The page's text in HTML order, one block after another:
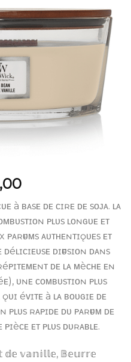
à ʙᴀsᴇ ᴅᴇ ᴄɪʀᴇ ᴅᴇ sᴏᴊᴀ. ʟᴀ
ᴘʟᴜs ʟᴏɴɢᴜᴇ ᴇᴛ
ᴀᴜᴛʜᴇɴᴛɪǫᴜᴇs ᴇᴛ
ᴅɪғғᴜsɪᴏɴ ᴅᴀɴs
ᴅᴇ ʟᴀ ᴍèᴄʜᴇ ᴇɴ
ᴜɴᴇ ᴄᴏᴍʙᴜsᴛɪᴏɴ ᴘʟᴜs
éᴠɪᴛᴇ à ʟᴀ ʙᴏᴜɢɪᴇ ᴅᴇ
ᴘʟᴜs ʀᴀᴘɪᴅᴇ ᴅᴜ ᴘᴀʀғᴜᴍ ᴅᴇ
ᴇᴛ ᴘʟᴜs ᴅᴜʀᴀʙʟᴇ.
𝕕𝕖 𝕧𝕒𝕟𝕚𝕝𝕝𝕖, 𝔹𝕖𝕦𝕣𝕣𝕖